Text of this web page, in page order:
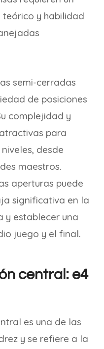
y habilidad
semi-cerradas
de posiciones
complejidad y
para
desde
maestros.
aperturas puede
significativa en la
y establecer una
juego y el final.
central: e4
es una de las
y se refiere a la